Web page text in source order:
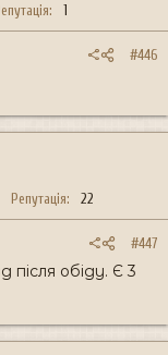
1
#446
Репутація 22
#447
після обіду. Є 3